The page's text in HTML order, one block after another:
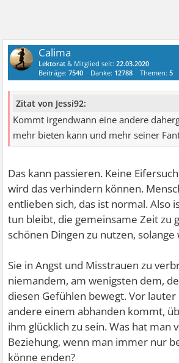
Calima
Lektorat & Mitglied seit:22.03.2020
Beiträge:7540 Danke: 12788 Themen:5
Zitat von Jessi92:
Kommt irgendwann eine andere
mehr bieten kann und mehr seiner
Das kann passieren. Keine
wird das verhindern können.
entlieben sich, das ist normal. Also
tun bleibt, die gemeinsame Zeit zu
schönen Dingen zu nutzen, solange
Sie in Angst und Misstrauen zu
niemandem, am wenigsten dem,
diesen Gefühlen bewegt. Vor lauter
andere einem abhanden kommt,
ihm glücklich zu sein. Was hat man
Beziehung, wenn man immer nur
könne enden?